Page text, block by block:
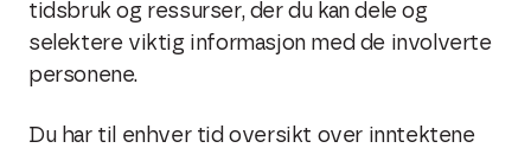
tidsbruk og ressurser, der du kan dele og
selektere viktig informasjon med de involverte
personene.
Du har til enhver tid oversikt over inntektene